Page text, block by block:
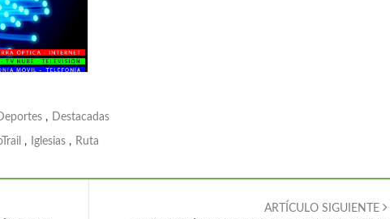
, Destacadas
, Iglesias , Ruta
ARTÍCULO SIGUIENTE